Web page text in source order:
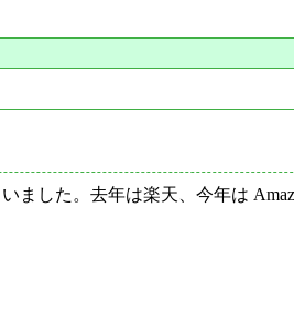
ました。去年は楽天、今年は